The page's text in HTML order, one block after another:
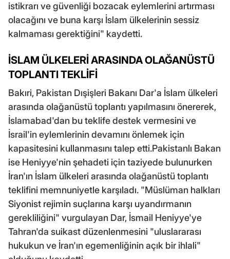
istikrarı ve güvenliği bozacak eylemlerini artırması
olacağını ve buna karşı İslam ülkelerinin sessiz
kalmaması gerektiğini" kaydetti.
İSLAM ÜLKELERİ ARASINDA OLAĞANÜSTÜ
TOPLANTI TEKLİFİ
Bakıri, Pakistan Dışişleri Bakanı Dar'a İslam ülkeleri
arasında olağanüstü toplantı yapılmasını önererek,
İslamabad'dan bu teklife destek vermesini ve
İsrail'in eylemlerinin devamını önlemek için
kapasitesini kullanmasını talep etti.Pakistanlı Bakan
ise Heniyye'nin şehadeti için taziyede bulunurken
İran'ın İslam ülkeleri arasında olağanüstü toplantı
teklifini memnuniyetle karşıladı. "Müslüman halkları
Siyonist rejimin suçlarına karşı uyandırmanın
gerekliliğini" vurgulayan Dar, İsmail Heniyye'ye
Tahran'da suikast düzenlenmesini "uluslararası
hukukun ve İran'ın egemenliğinin açık bir ihlali"